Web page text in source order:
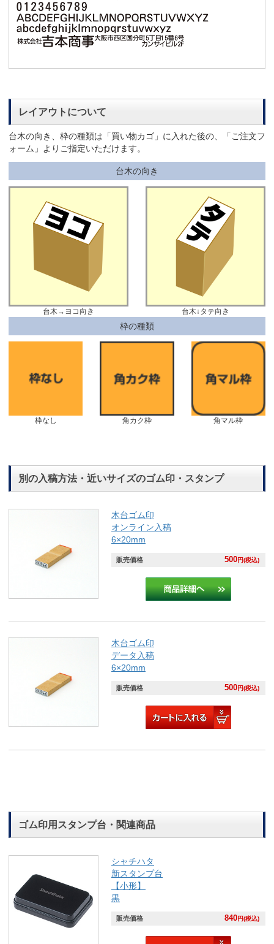
レイアウトについて
台木の向き、枠の種類は「買い物カゴ」に入れた後の、「ご注文フ
ォーム」よりご指定いただけます。
台木の向き
台木→ヨコ向き 台木↓タテ向き
枠の種類
枠なし 角カク枠 角マル枠
別の入稿方法・近いサイズのゴム印・スタンプ
木台ゴム印
オンライン入稿
6×20mm
販売価格 500円(税込)
木台ゴム印
データ入稿
6×20mm
販売価格 500円(税込)
ゴム印用スタンプ台・関連商品
シャチハタ
新スタンプ台
【小形】
黒
販売価格 840円(税込)